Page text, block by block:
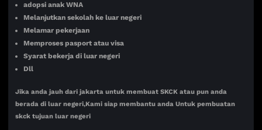
adopsi anak WNA
Melanjutkan sekolah ke luar negeri
Melamar pekerjaan
Memproses pasport atau visa
Syarat bekerja di luar negeri
Dll
Jika anda jauh dari jakarta untuk membuat SKCK atau pun anda
berada di luar negeri,Kami siap membantu anda Untuk pembuatan
skck tujuan luar negeri